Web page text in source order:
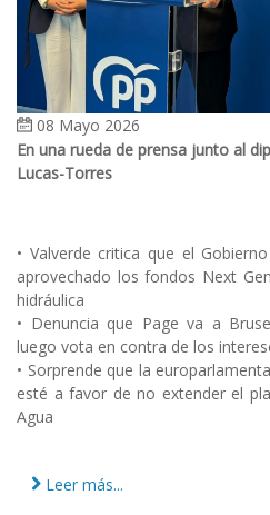
08 Mayo 2026
En una rueda de prensa junto al
Lucas-Torres
• Valverde critica que el
aprovechado los fondos Next
hidráulica
• Denuncia que Page va a
luego vota en contra de los
• Sorprende que la
esté a favor de no extender el
Agua
Leer más...